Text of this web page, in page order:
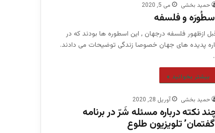
حمید بخشی می 5, 2020
و فلسفه
ازظهور فلسفه درجهان , این اسطوره ها بودند که در
پدیده های جهان خصوصا زندگی توضیحات می دادند.
بیشتر بخوانید »
حمید بخشی آوریل 28, 2020
نکته درباره مسئله شَرّ در برنامه
تلویزیون طلوع